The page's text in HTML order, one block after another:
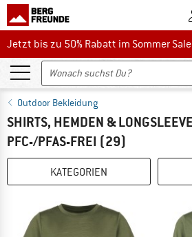
Jetzt bis zu 50% Rabatt im Sommer Sale
Jetzt bis zu 50% Rabatt im Sommer
Outdoor Bekleidung
SHIRTS, HEMDEN &
PFC-/PFAS-FREI (29)
KATEGORIEN